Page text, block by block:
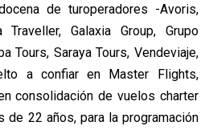
de turoperadores -Avoris,
Traveller, Galaxia Group, Grupo
Tours, Saraya Tours, Vendeviaje,
a confiar en Master Flights,
consolidación de vuelos charter
de 22 años, para la programación